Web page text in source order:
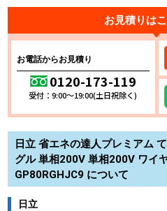
お見積りは
お電話からお見積り
0120-173-119
受付：9:00～19:00(土日祝除く)
日立 省エネの達人プレミアム
グル 単相200V 単相200V ワイ
GP80RGHJC9 について
日立